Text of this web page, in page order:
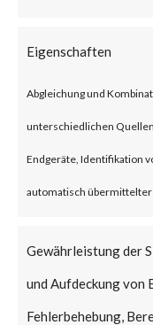
Eigenschaften
Abgleichung und
unterschiedlichen
Endgeräte, Identifikation
automatisch
Gewährleistung der
und Aufdeckung von
Fehlerbehebung,
exploited
malware
reportedly
FortiGuard